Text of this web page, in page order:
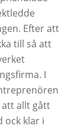
Efter att
till så att
I
allt gått
ock klar i